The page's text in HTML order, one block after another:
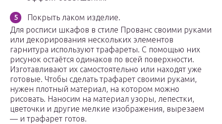
Покрыть лаком изделие.
Для росписи шкафов в стиле Прованс своими руками
или декорирования нескольких элементов
гарнитура используют трафареты. С помощью них
рисунок остаётся одинаков по всей поверхности.
Изготавливают их самостоятельно или находят уже
готовые. Чтобы сделать трафарет своими руками,
нужен плотный материал, на котором можно
рисовать. Наносим на материал узоры, лепестки,
цветочки и другие мелкие изображения, вырезаем
— и трафарет готов.